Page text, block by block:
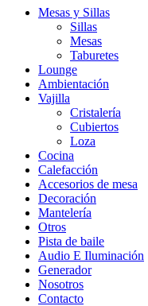
Mesas y Sillas
Sillas
Mesas
Taburetes
Lounge
Ambientación
Vajilla
Cristalería
Cubiertos
Loza
Cocina
Calefacción
Accesorios de mesa
Decoración
Mantelería
Otros
Pista de baile
Audio E Iluminación
Generador
Nosotros
Contacto